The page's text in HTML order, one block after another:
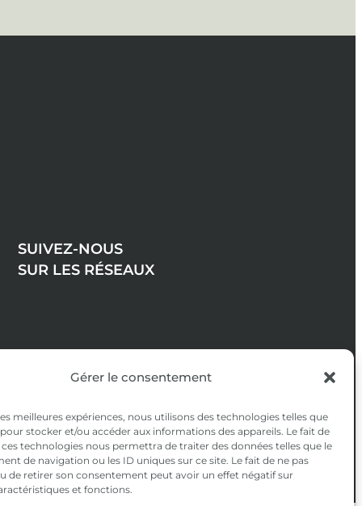
Gérer le consentement
meilleures expériences, nous utilisons des technologies telles que
stocker et/ou accéder aux informations des appareils. Le fait de
technologies nous permettra de traiter des données telles que le
de navigation ou les ID uniques sur ce site. Le fait de ne pas
de retirer son consentement peut avoir un effet négatif sur
et fonctions.
SUIVEZ-NOUS
SUR LES RÉSEAUX